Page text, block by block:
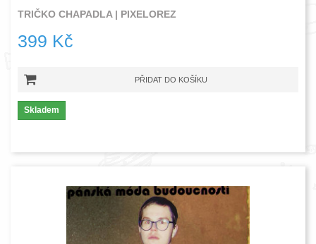
TRIČKO CHAPADLA | PIXELOREZ
399 Kč
PŘIDAT DO KOŠÍKU
Skladem